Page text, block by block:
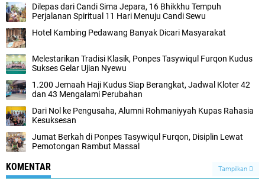
Dilepas dari Candi Sima Jepara, 16 Bhikkhu Tempuh
Perjalanan Spiritual 11 Hari Menuju Candi Sewu
Hotel Kambing Pedawang Banyak Dicari Masyarakat
Melestarikan Tradisi Klasik, Ponpes Tasywiqul Furqon Kudus
Sukses Gelar Ujian Nyewu
1.200 Jemaah Haji Kudus Siap Berangkat, Jadwal Kloter 42
dan 43 Mengalami Perubahan
Dari Nol ke Pengusaha, Alumni Rohmaniyyah Kupas Rahasia
Kesuksesan
Jumat Berkah di Ponpes Tasywiqul Furqon, Disiplin Lewat
Pemotongan Rambut Massal
KOMENTAR Tampilkan